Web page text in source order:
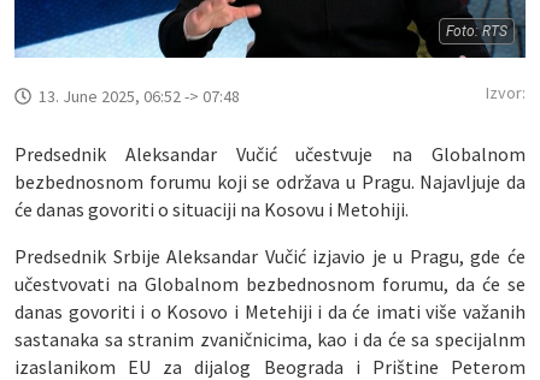
Foto: RTS
13. June 2025, 06:52 -> 07:48 Izvor:
Predsednik Aleksandar Vučić učestvuje na Globalnom
bezbednosnom forumu koji se održava u Pragu. Najavljuje da
će danas govoriti o situaciji na Kosovu i Metohiji.
Predsednik Srbije Aleksandar Vučić izjavio je u Pragu, gde će
učestvovati na Globalnom bezbednosnom forumu, da će se
danas govoriti i o Kosovo i Metehiji i da će imati više važanih
sastanaka sa stranim zvaničnicima, kao i da će sa specijalnm
izaslanikom EU za dijalog Beograda i Prištine Peterom